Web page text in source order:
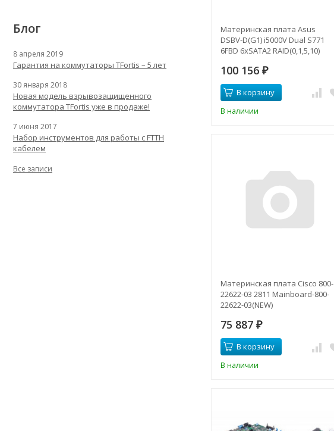
Материнская плата Asus
DSBV-D(G1) i5000V Dual S771
6FBD 6xSATA2 RAID(0,1,5,10)
1xPCI 2xGbLAN SSI CEB-DSBV-
D(G1)(NEW)
100 156 ₽
В корзину
В наличии
Материнская плата Cisco 800-
22622-03 2811 Mainboard-800-
22622-03(NEW)
75 887 ₽
В корзину
В наличии
Блог
8 апреля 2019
Гарантия на коммутаторы TFortis – 5 лет
30 января 2018
Новая модель взрывозащищенного
коммутатора TFortis уже в продаже!
7 июня 2017
Набор инструментов для работы с FTTH
кабелем
Все записи